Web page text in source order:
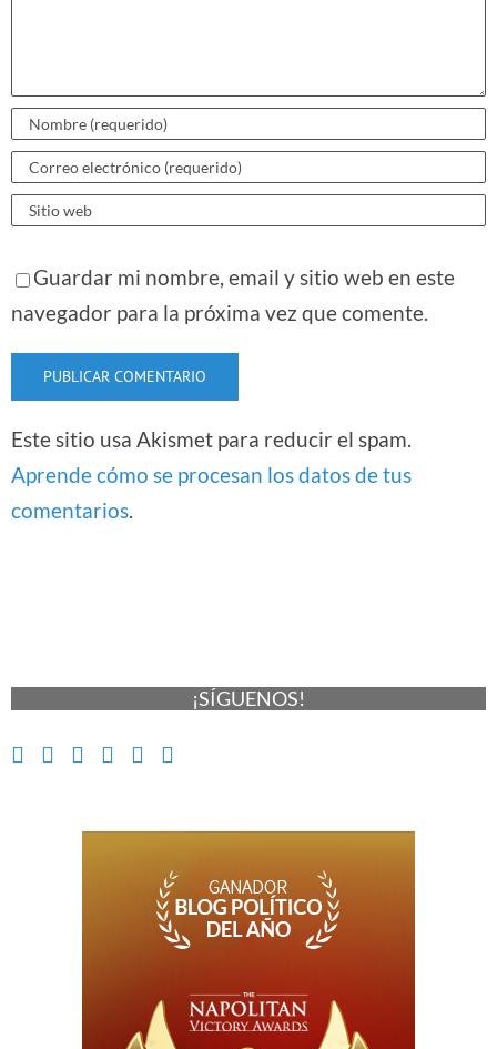
Guardar mi nombre, email y sitio web en este
navegador para la próxima vez que comente.
Este sitio usa Akismet para reducir el spam.
Aprende cómo se procesan los datos de tus
comentarios.
¡SÍGUENOS!